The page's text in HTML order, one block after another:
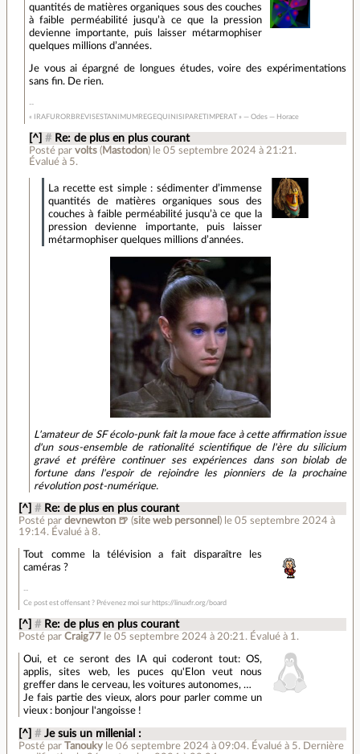
quantités de matières organiques sous des couches
à faible perméabilité jusqu’à ce que la pression
devienne importante, puis laisser métarmophiser
quelques millions d’années.
Je vous ai épargné de longues études, voire des expérimentations
sans fin. De rien.
« IRAFURORBREVISESTANIMUMREGEQUINISIPARETIMPERAT » — Odes — Horace
[^] # Re: de plus en plus courant
Posté parvolts ( Mastodon) le 05 septembre 2024 à 21:21 .
Évalué à 5.
La recette est simple : sédimenter d’immense
quantités de matières organiques sous des
couches à faible perméabilité jusqu’à ce que la
pression devienne importante, puis laisser
métarmophiser quelques millions d’années.
L'amateur de SF écolo-punk fait la moue face à cette affirmation issue
d'un sous-ensemble de rationalité scientifique de l'ère du silicium
gravé et préfère continuer ses expériences dans son biolab de
fortune dans l'espoir de rejoindre les pionniers de la prochaine
révolution post-numérique.
[^] # Re: de plus en plus courant
Posté pardevnewton 🍺 (site web personnel ) le 05 septembre 2024 à
19:14. Évalué à8.
Tout comme la télévision a fait disparaître les
caméras ?
Ce post est offensant ? Prévenez moi sur https://linuxfr.org/board
[^] # Re: de plus en plus courant
Posté parCraig77 le 05 septembre 2024 à 20:21 . Évalué à 1 .
Oui, et ce seront des IA qui coderont tout: OS,
applis, sites web, les puces qu'Elon veut nous
greffer dans le cerveau, les voitures autonomes, …
Je fais partie des vieux, alors pour parler comme un
vieux : bonjour l'angoisse !
[^] # Je suis un millenial :
Posté parTanouky le 06 septembre 2024 à 09:04. Évalué à 5. Dernière